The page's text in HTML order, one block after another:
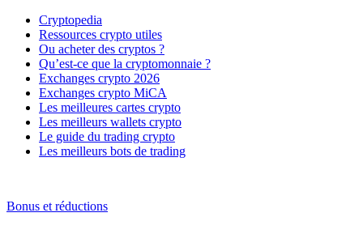
Cryptopedia
Ressources crypto utiles
Ou acheter des cryptos ?
Qu’est-ce que la cryptomonnaie ?
Exchanges crypto 2026
Exchanges crypto MiCA
Les meilleures cartes crypto
Les meilleurs wallets crypto
Le guide du trading crypto
Les meilleurs bots de trading
Bonus et réductions